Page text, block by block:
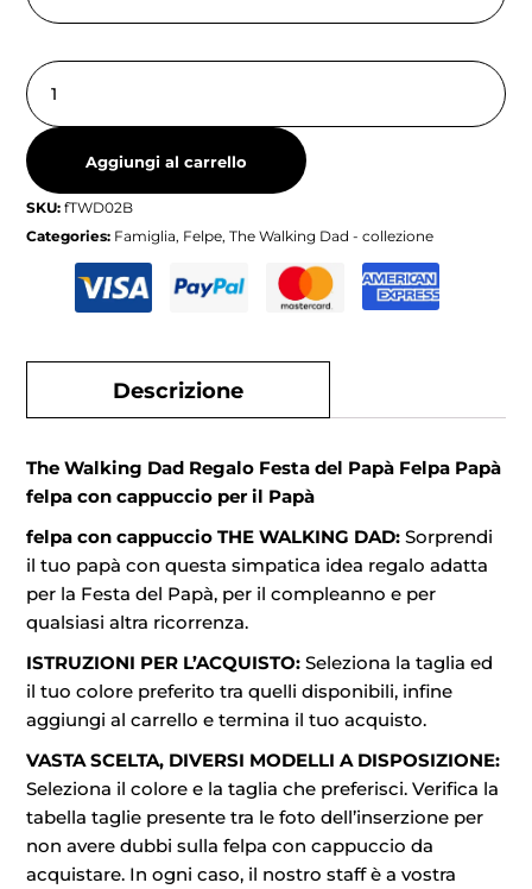
Aggiungi al carrello
SKU:fTWD02B
Categories: Famiglia, Felpe,The Walking Dad - collezione
Descrizione
The Walking Dad Regalo Festa del Papà Felpa Papà
felpa con cappuccio per il Papà
felpa con cappuccio THE WALKING DAD: Sorprendi
il tuo papà con questa simpatica idea regalo adatta
per la Festa del Papà, per il compleanno e per
qualsiasi altra ricorrenza.
ISTRUZIONI PER L’ACQUISTO: Seleziona la taglia ed
il tuo colore preferito tra quelli disponibili, infine
aggiungi al carrello e termina il tuo acquisto.
VASTA SCELTA, DIVERSI MODELLI A DISPOSIZIONE:
Seleziona il colore e la taglia che preferisci. Verifica la
tabella taglie presente tra le foto dell’inserzione per
non avere dubbi sulla felpa con cappuccio da
acquistare. In ogni caso, il nostro staff è a vostra